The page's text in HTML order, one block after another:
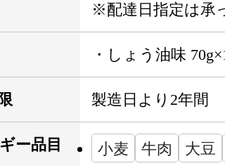
※配達日指定は承
・しょう油味
製造日より2年間
ー品目 小麦 牛肉 大豆